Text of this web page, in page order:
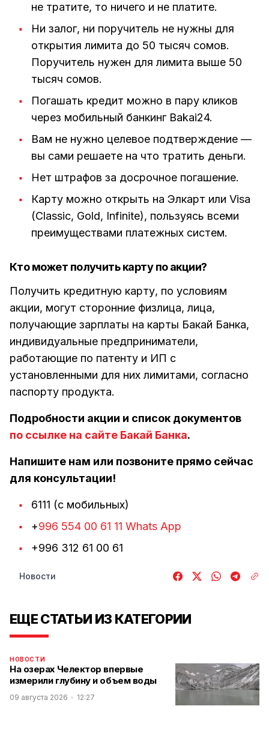
не тратите, то ничего и не платите.
Ни залог, ни поручитель не нужны для
открытия лимита до 50 тысяч сомов.
Поручитель нужен для лимита выше 50
тысяч сомов.
Погашать кредит можно в пару кликов
через мобильный банкинг Bakai24.
Вам не нужно целевое подтверждение —
вы сами решаете на что тратить деньги.
Нет штрафов за досрочное погашение.
Карту можно открыть на Элкарт или Visa
(Classic, Gold, Infinite), пользуясь всеми
преимуществами платежных систем.
Кто может получить карту по акции?
Получить кредитную карту, по условиям
акции, могут сторонние физлица, лица,
получающие зарплаты на карты Бакай Банка,
индивидуальные предприниматели,
работающие по патенту и ИП с
установленными для них лимитами, согласно
паспорту продукта.
Подробности акции и список документов
по ссылке на сайте Бакай Банка.
Напишите нам или позвоните прямо сейчас
для консультации!
6111 (с мобильных)
+996 554 00 61 11 Whats App
+996 312 61 00 61
Новости
ЕЩЕ СТАТЬИ ИЗ КАТЕГОРИИ
НОВОСТИ
На озерах Челектор впервые
измерили глубину и объем воды
09 августа 2026 12:27